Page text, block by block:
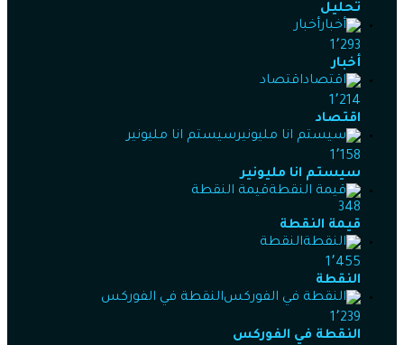
تحليل
أخبار
1٬293
أخبار
اقتصاد
1٬214
اقتصاد
سيستم انا مليونير
1٬158
سيستم انا مليونير
قيمة النقطة
348
قيمة النقطة
النقطة
1٬455
النقطة
النقطة في الفوركس
1٬239
النقطة في الفوركس